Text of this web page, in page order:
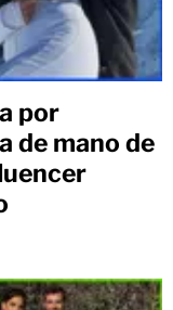
por
de mano de